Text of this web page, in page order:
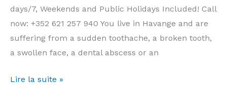
Tanson
Luxembourg
days/7, Weekends and Public Holidays Included! Call
now: +352 621 257 940 You live in Havange and are
suffering from a sudden toothache, a broken tooth,
a swollen face, a dental abscess or an
Emergency
Lire la suite »